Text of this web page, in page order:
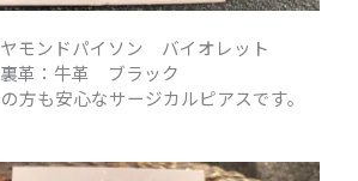
モンドパイソン バイオレット
裏革：牛革 ブラック
方も安心なサージカルピアスです。